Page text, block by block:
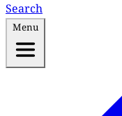
Search
Menu